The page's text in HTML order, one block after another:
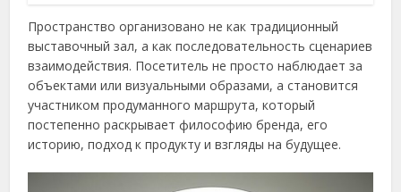
Пространство организовано не как традиционный
выставочный зал, а как последовательность сценариев
взаимодействия. Посетитель не просто наблюдает за
объектами или визуальными образами, а становится
участником продуманного маршрута, который
постепенно раскрывает философию бренда, его
историю, подход к продукту и взгляды на будущее.